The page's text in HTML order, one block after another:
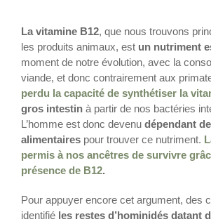
La vitamine B12, que nous trouvons
les produits animaux, est un nutriment
moment de notre évolution, avec la
viande, et donc contrairement aux
perdu la capacité de synthétiser la
gros intestin à partir de nos bactéries
L’homme est donc devenu dépendant
alimentaires pour trouver ce nutriment.
permis à nos ancêtres de survivre
présence de B12.
Pour appuyer encore cet argument, des
identifié les restes d’hominidés datant